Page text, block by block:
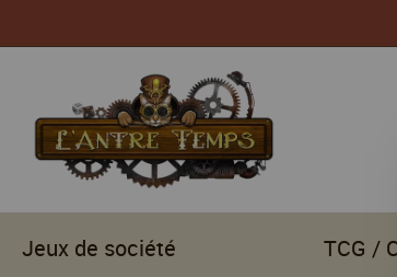
Jeux de société TCG /